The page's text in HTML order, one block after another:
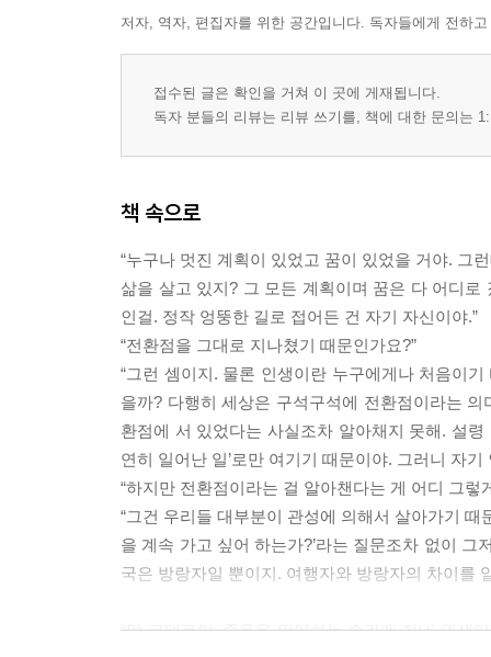
저자, 역자, 편집자를 위한 공간입니다. 독자들에게 전하
접수된 글은 확인을 거쳐 이 곳에 게재됩니다.
독자 분들의 리뷰는 리뷰 쓰기를, 책에 대한 문의는
책 속으로
“누구나 멋진 계획이 있었고 꿈이 있었을 거야. 그
삶을 살고 있지? 그 모든 계획이며 꿈은 다 어디
인걸. 정작 엉뚱한 길로 접어든 건 자기 자신이야.”
“전환점을 그대로 지나쳤기 때문인가요?”
“그런 셈이지. 물론 인생이란 누구에게나 처음이
을까? 다행히 세상은 구석구석에 전환점이라는
환점에 서 있었다는 사실조차 알아채지 못해. 설
연히 일어난 일’로만 여기기 때문이야. 그러니 자
“하지만 전환점이라는 걸 알아챈다는 게 어디 그
“그건 우리들 대부분이 관성에 의해서 살아가기
을 계속 가고 싶어 하는가?’라는 질문조차 없이
국은 방랑자일 뿐이지. 여행자와 방랑자의 차이를
“말 그대로야. 죽음을 맞이하는 순간에 자네 인생